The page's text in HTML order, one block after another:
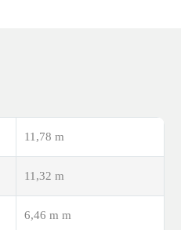
11,78 m
11,32 m
6,46 m m